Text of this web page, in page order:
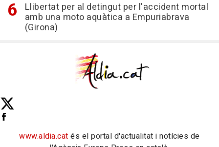
Llibertat per al detingut per l'accident mortal
amb una moto aquàtica a Empuriabrava
(Girona)
www.aldia.cat és el portal d'actualitat i notícies de